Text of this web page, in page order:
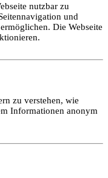
nutzbar zu
und
Die Webseite
zu verstehen, wie
Informationen anonym